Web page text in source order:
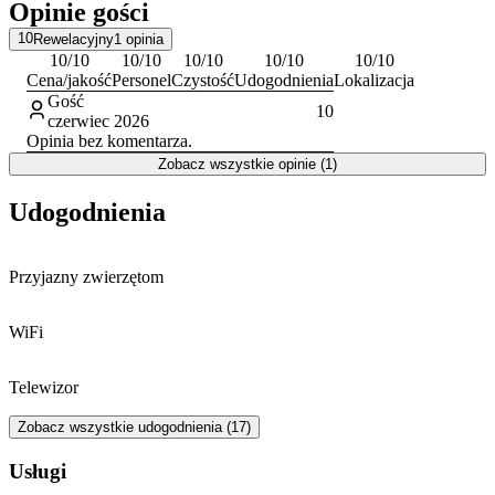
Opinie gości
10Rewelacyjny1 opinia
10/10
Cena/jakość
10/10
Personel
10/10
Czystość
10/10
Udogodnienia
10/10
Lokalizacja
Gość
czerwiec 2026
10
Opinia bez komentarza.
Zobacz wszystkie opinie (1)
Udogodnienia
Przyjazny zwierzętom
WiFi
Telewizor
Zobacz wszystkie udogodnienia (17)
Usługi